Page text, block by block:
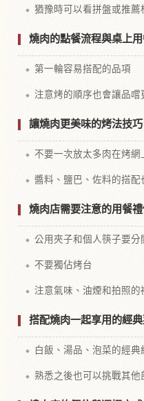
猶豫時可以看拼盤或推薦
燒肉的點餐流程與桌上
第一輪容易搭配的品項
注意烤的順序也會讓品嚐
讓燒肉更美味的烤法技巧
不要一次放太多肉在烤網
醬料、鹽巴、佐料的搭配
燒肉店需要注意的用餐
公用夾子和個人筷子要分
不要獨佔烤台
注意氣味、油煙和拍照的
搭配燒肉一起享用的經
白飯、湯品、泡菜的經典
熟悉之後也可以挑戰其他